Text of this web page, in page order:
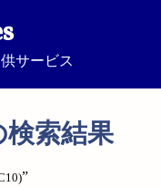
サービス
検索結果
”